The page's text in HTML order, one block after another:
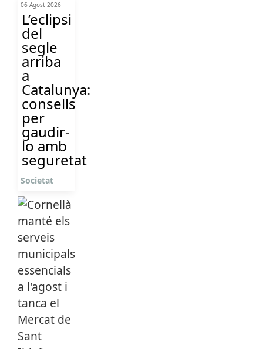
06 Agost 2026
L’eclipsi
del
segle
arriba
a
Catalunya:
consells
per
gaudir-
lo amb
seguretat
Societat